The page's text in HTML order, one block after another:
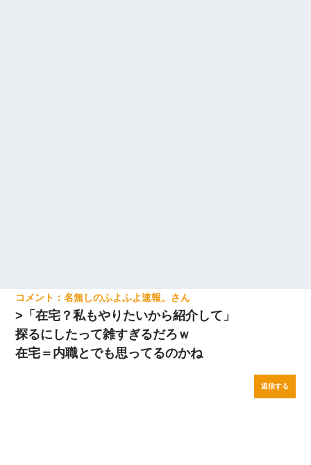
名無しのふよふよ速報。
>「在宅？私もやりたいから紹介して」
探るにしたって雑すぎるだろｗ
在宅＝内職とでも思ってるのかね
返信する